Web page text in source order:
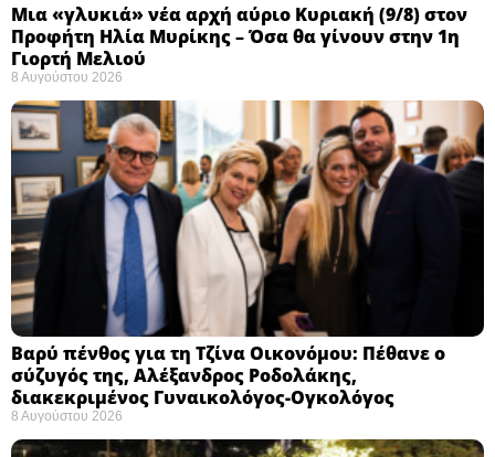
Μια «γλυκιά» νέα αρχή αύριο Κυριακή (9/8) στον
Προφήτη Ηλία Μυρίκης – Όσα θα γίνουν στην 1η
Γιορτή Μελιού
8 Αυγούστου 2026
Βαρύ πένθος για τη Τζίνα Οικονόμου: Πέθανε ο
σύζυγός της, Αλέξανδρος Ροδολάκης,
διακεκριμένος Γυναικολόγος-Ογκολόγος
8 Αυγούστου 2026